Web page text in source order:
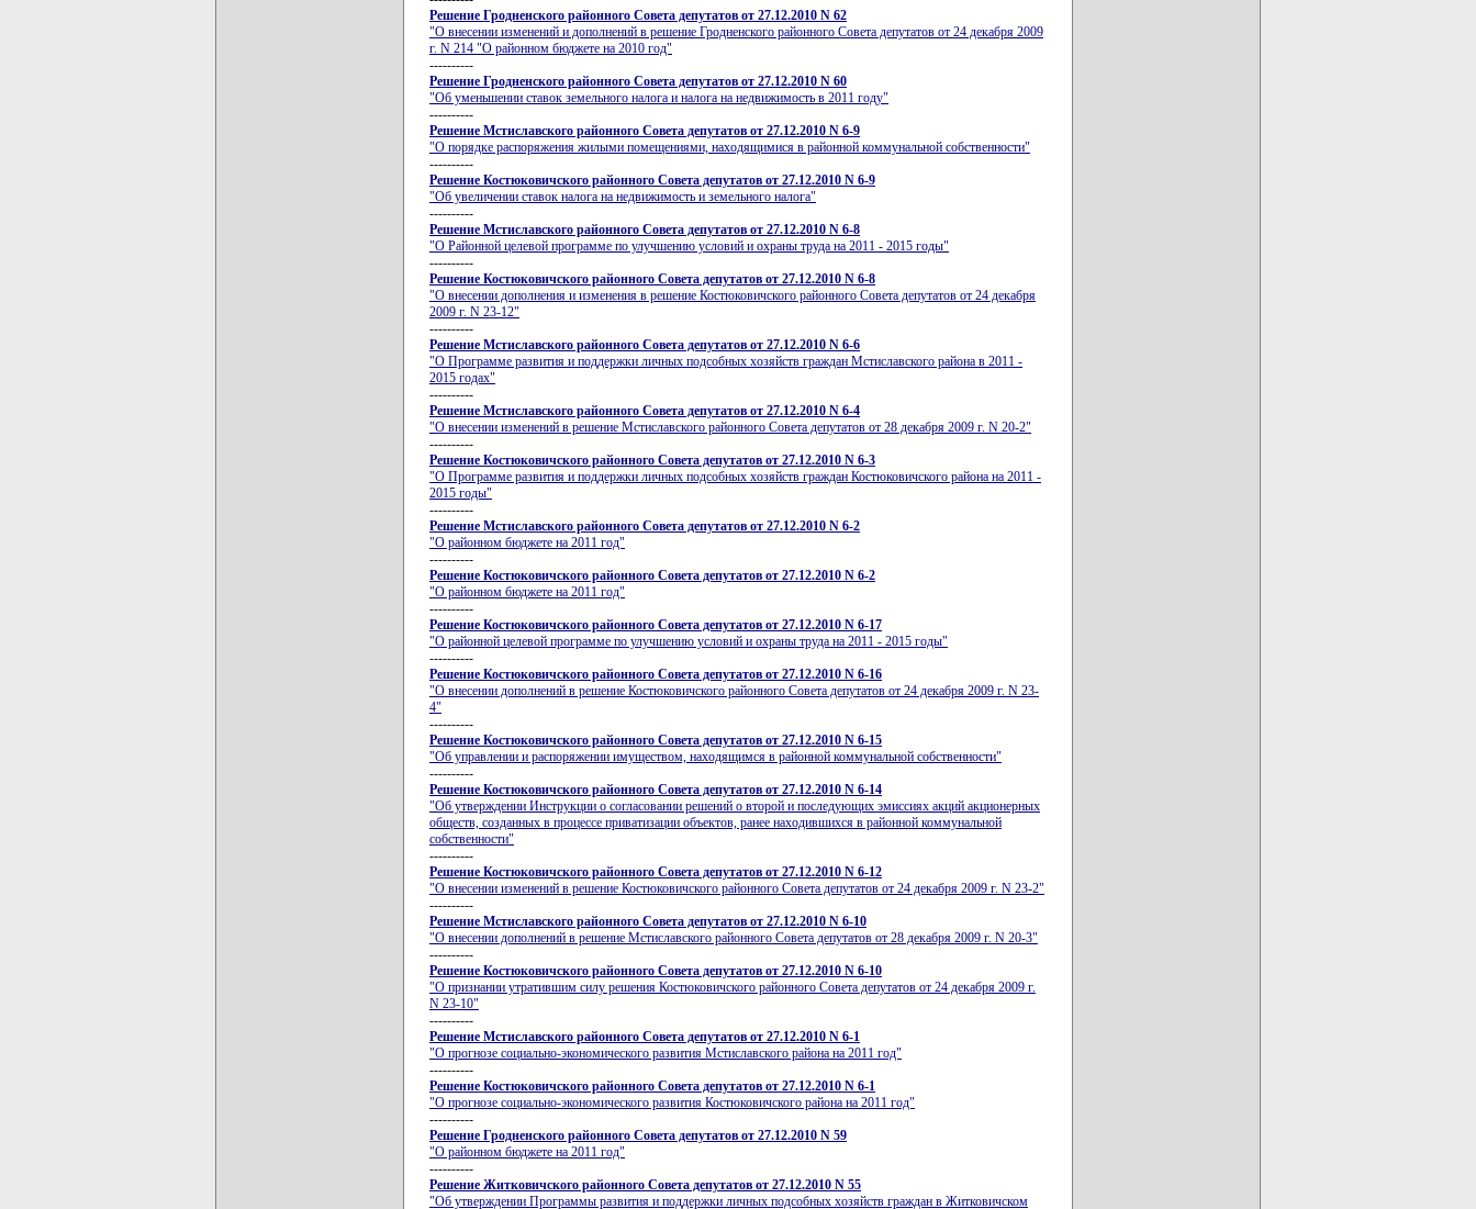
Решение Гродненского районного Совета депутатов от 27.12.2010 N 62
"О внесении изменений и дополнений в решение Гродненского районного Совета депутатов от 24 декабря 2009
г. N 214 "О районном бюджете на 2010 год"
----------
Решение Гродненского районного Совета депутатов от 27.12.2010 N 60
"Об уменьшении ставок земельного налога и налога на недвижимость в 2011 году"
----------
Решение Мстиславского районного Совета депутатов от 27.12.2010 N 6-9
"О порядке распоряжения жилыми помещениями, находящимися в районной коммунальной собственности"
----------
Решение Костюковичского районного Совета депутатов от 27.12.2010 N 6-9
"Об увеличении ставок налога на недвижимость и земельного налога"
----------
Решение Мстиславского районного Совета депутатов от 27.12.2010 N 6-8
"О Районной целевой программе по улучшению условий и охраны труда на 2011 - 2015 годы"
----------
Решение Костюковичского районного Совета депутатов от 27.12.2010 N 6-8
"О внесении дополнения и изменения в решение Костюковичского районного Совета депутатов от 24 декабря
2009 г. N 23-12"
----------
Решение Мстиславского районного Совета депутатов от 27.12.2010 N 6-6
"О Программе развития и поддержки личных подсобных хозяйств граждан Мстиславского района в 2011 -
2015 годах"
----------
Решение Мстиславского районного Совета депутатов от 27.12.2010 N 6-4
"О внесении изменений в решение Мстиславского районного Совета депутатов от 28 декабря 2009 г. N 20-2"
----------
Решение Костюковичского районного Совета депутатов от 27.12.2010 N 6-3
"О Программе развития и поддержки личных подсобных хозяйств граждан Костюковичского района на 2011 -
2015 годы"
----------
Решение Мстиславского районного Совета депутатов от 27.12.2010 N 6-2
"О районном бюджете на 2011 год"
----------
Решение Костюковичского районного Совета депутатов от 27.12.2010 N 6-2
"О районном бюджете на 2011 год"
----------
Решение Костюковичского районного Совета депутатов от 27.12.2010 N 6-17
"О районной целевой программе по улучшению условий и охраны труда на 2011 - 2015 годы"
----------
Решение Костюковичского районного Совета депутатов от 27.12.2010 N 6-16
"О внесении дополнений в решение Костюковичского районного Совета депутатов от 24 декабря 2009 г. N 23-
4"
----------
Решение Костюковичского районного Совета депутатов от 27.12.2010 N 6-15
"Об управлении и распоряжении имуществом, находящимся в районной коммунальной собственности"
----------
Решение Костюковичского районного Совета депутатов от 27.12.2010 N 6-14
"Об утверждении Инструкции о согласовании решений о второй и последующих эмиссиях акций акционерных
обществ, созданных в процессе приватизации объектов, ранее находившихся в районной коммунальной
собственности"
----------
Решение Костюковичского районного Совета депутатов от 27.12.2010 N 6-12
"О внесении изменений в решение Костюковичского районного Совета депутатов от 24 декабря 2009 г. N 23-2"
----------
Решение Мстиславского районного Совета депутатов от 27.12.2010 N 6-10
"О внесении дополнений в решение Мстиславского районного Совета депутатов от 28 декабря 2009 г. N 20-3"
----------
Решение Костюковичского районного Совета депутатов от 27.12.2010 N 6-10
"О признании утратившим силу решения Костюковичского районного Совета депутатов от 24 декабря 2009 г.
N 23-10"
----------
Решение Мстиславского районного Совета депутатов от 27.12.2010 N 6-1
"О прогнозе социально-экономического развития Мстиславского района на 2011 год"
----------
Решение Костюковичского районного Совета депутатов от 27.12.2010 N 6-1
"О прогнозе социально-экономического развития Костюковичского района на 2011 год"
----------
Решение Гродненского районного Совета депутатов от 27.12.2010 N 59
"О районном бюджете на 2011 год"
----------
Решение Житковичского районного Совета депутатов от 27.12.2010 N 55
"Об утверждении Программы развития и поддержки личных подсобных хозяйств граждан в Житковичском